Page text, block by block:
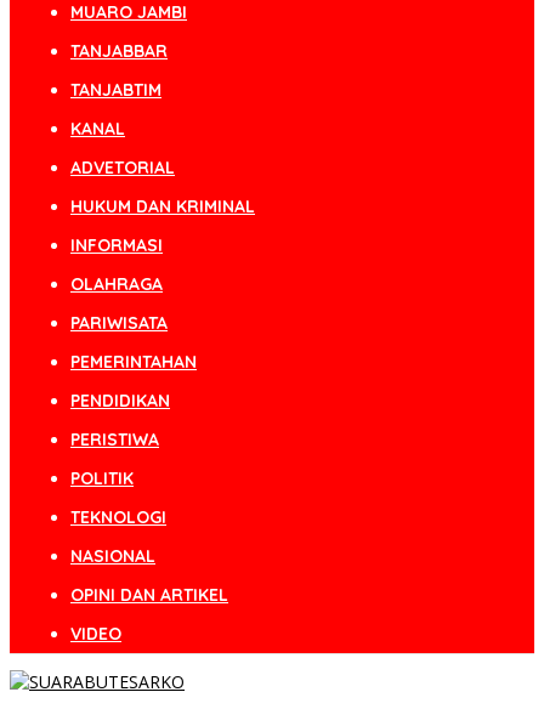
MUARO JAMBI
TANJABBAR
TANJABTIM
KANAL
ADVETORIAL
HUKUM DAN KRIMINAL
INFORMASI
OLAHRAGA
PARIWISATA
PEMERINTAHAN
PENDIDIKAN
PERISTIWA
POLITIK
TEKNOLOGI
NASIONAL
OPINI DAN ARTIKEL
VIDEO